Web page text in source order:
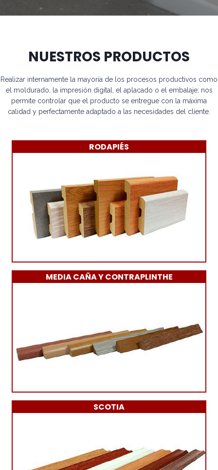
NUESTROS PRODUCTOS
Realizar internamente la mayoría de los procesos productivos como
el moldurado, la impresión digital, el aplacado o el embalaje; nos
permite controlar que el producto se entregue con la máxima
calidad y perfectamente adaptado a las necesidades del cliente.
RODAPIÉS
MEDIA CAÑA Y CONTRAPLINTHE
SCOTIA